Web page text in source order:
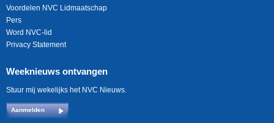
Voordelen NVC Lidmaatschap
Pers
Word NVC-lid
Privacy Statement
Weeknieuws ontvangen
Stuur mij wekelijks het NVC Nieuws.
Aanmelden